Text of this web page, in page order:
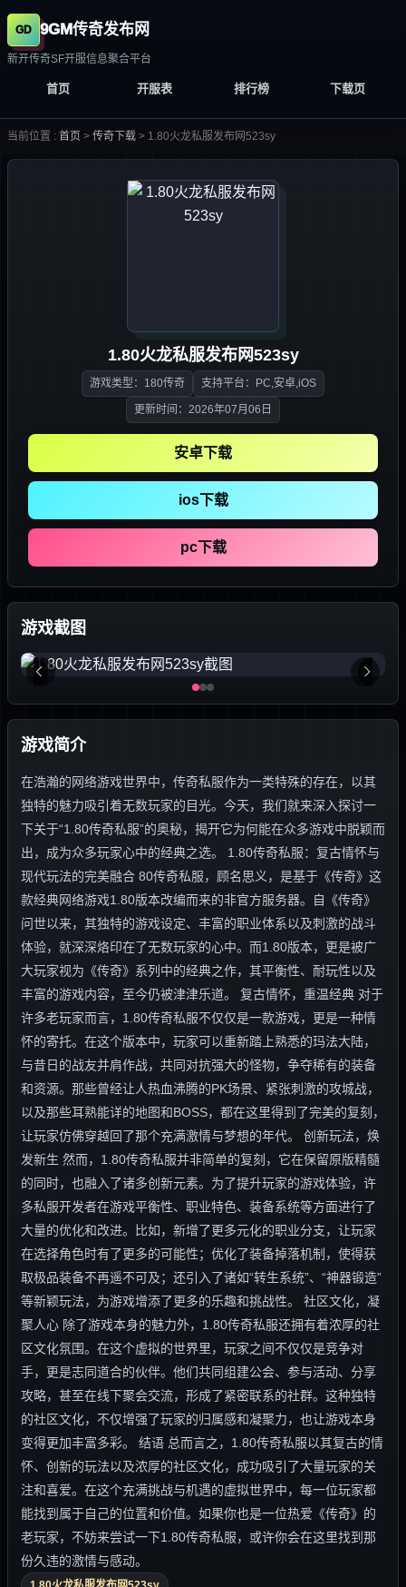
9GM传奇发布网
新开传奇SF开服信息聚合平台
首页 开服表 排行榜 下载页
当前位置 : 首页 > 传奇下载 > 1.80火龙私服发布网523sy
1.80火龙私服发布网523sy
游戏类型：180传奇 支持平台：PC,安卓,iOS
更新时间：2026年07月06日
安卓下载
ios下载
pc下载
游戏截图
游戏简介
在浩瀚的网络游戏世界中，传奇私服作为一类特殊的存在，以其
独特的魅力吸引着无数玩家的目光。今天，我们就来深入探讨一
下关于“1.80传奇私服”的奥秘，揭开它为何能在众多游戏中脱颖而
出，成为众多玩家心中的经典之选。 1.80传奇私服：复古情怀与
现代玩法的完美融合 80传奇私服，顾名思义，是基于《传奇》这
款经典网络游戏1.80版本改编而来的非官方服务器。自《传奇》
问世以来，其独特的游戏设定、丰富的职业体系以及刺激的战斗
体验，就深深烙印在了无数玩家的心中。而1.80版本，更是被广
大玩家视为《传奇》系列中的经典之作，其平衡性、耐玩性以及
丰富的游戏内容，至今仍被津津乐道。 复古情怀，重温经典 对于
许多老玩家而言，1.80传奇私服不仅仅是一款游戏，更是一种情
怀的寄托。在这个版本中，玩家可以重新踏上熟悉的玛法大陆，
与昔日的战友并肩作战，共同对抗强大的怪物，争夺稀有的装备
和资源。那些曾经让人热血沸腾的PK场景、紧张刺激的攻城战，
以及那些耳熟能详的地图和BOSS，都在这里得到了完美的复刻，
让玩家仿佛穿越回了那个充满激情与梦想的年代。 创新玩法，焕
发新生 然而，1.80传奇私服并非简单的复刻，它在保留原版精髓
的同时，也融入了诸多创新元素。为了提升玩家的游戏体验，许
多私服开发者在游戏平衡性、职业特色、装备系统等方面进行了
大量的优化和改进。比如，新增了更多元化的职业分支，让玩家
在选择角色时有了更多的可能性；优化了装备掉落机制，使得获
取极品装备不再遥不可及；还引入了诸如“转生系统”、“神器锻造”
等新颖玩法，为游戏增添了更多的乐趣和挑战性。 社区文化，凝
聚人心 除了游戏本身的魅力外，1.80传奇私服还拥有着浓厚的社
区文化氛围。在这个虚拟的世界里，玩家之间不仅仅是竞争对
手，更是志同道合的伙伴。他们共同组建公会、参与活动、分享
攻略，甚至在线下聚会交流，形成了紧密联系的社群。这种独特
的社区文化，不仅增强了玩家的归属感和凝聚力，也让游戏本身
变得更加丰富多彩。 结语 总而言之，1.80传奇私服以其复古的情
怀、创新的玩法以及浓厚的社区文化，成功吸引了大量玩家的关
注和喜爱。在这个充满挑战与机遇的虚拟世界中，每一位玩家都
能找到属于自己的位置和价值。如果你也是一位热爱《传奇》的
老玩家，不妨来尝试一下1.80传奇私服，或许你会在这里找到那
份久违的激情与感动。